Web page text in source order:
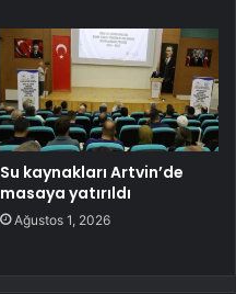
Su kaynakları Artvin’de
masaya yatırıldı
Ağustos 1, 2026